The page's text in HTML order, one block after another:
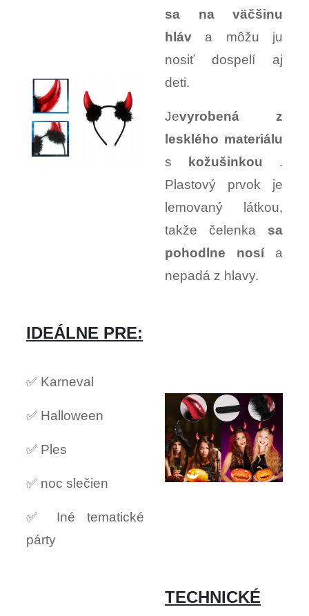
sa na väčšinu
hláv a môžu ju
nosiť dospelí aj
deti.
Jevyrobená z
lesklého materiálu
s
kožušinkou .
Plastový prvok je
lemovaný látkou,
takže čelenka sa
pohodlne nosí a
nepadá z hlavy.
IDEÁLNE PRE:
✅ Karneval
✅ Halloween
✅ Ples
✅ noc slečien
✅ Iné tematické
párty
TECHNICKÉ